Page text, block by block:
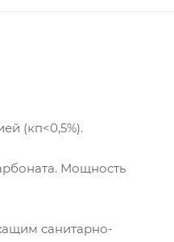
(кп<0,5%).
Мощность
санитарно-